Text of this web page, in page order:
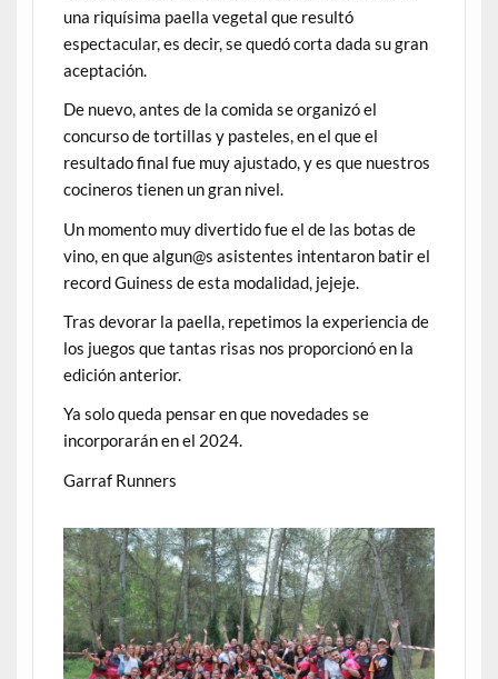
una riquísima paella vegetal que resultó
espectacular, es decir, se quedó corta dada su gran
aceptación.
De nuevo, antes de la comida se organizó el
concurso de tortillas y pasteles, en el que el
resultado final fue muy ajustado, y es que nuestros
cocineros tienen un gran nivel.
Un momento muy divertido fue el de las botas de
vino, en que algun@s asistentes intentaron batir el
record Guiness de esta modalidad, jejeje.
Tras devorar la paella, repetimos la experiencia de
los juegos que tantas risas nos proporcionó en la
edición anterior.
Ya solo queda pensar en que novedades se
incorporarán en el 2024.
Garraf Runners